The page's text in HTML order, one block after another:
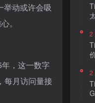
举动或许会吸
。
，这一数字
每月访问量接
2
2